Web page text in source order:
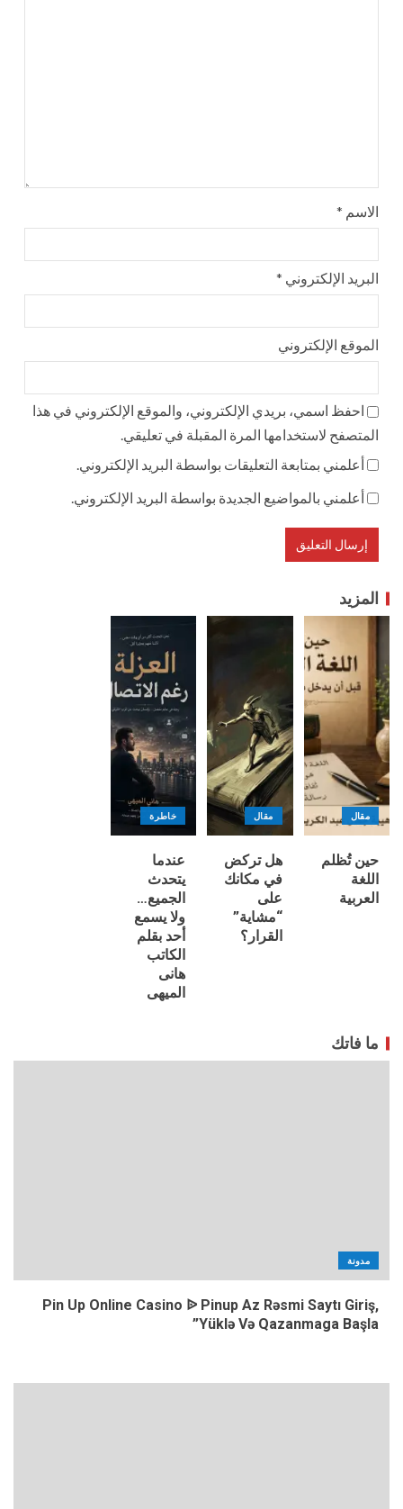
الاسم *
البريد الإلكتروني *
الموقع الإلكتروني
احفظ اسمي، بريدي الإلكتروني، والموقع الإلكتروني في هذا
المتصفح لاستخدامها المرة المقبلة في تعليقي.
أعلمني بمتابعة التعليقات بواسطة البريد الإلكتروني.
أعلمني بالمواضيع الجديدة بواسطة البريد الإلكتروني.
المزيد
مقال
حين تُظلم
اللغة
العربية
مقال
هل تركض
في مكانك
على
“مشاية”
القرار؟
خاطرة
عندما
يتحدث
الجميع…
ولا يسمع
أحد بقلم
الكاتب
هانى
الميهى
ما فاتك
مدونة
Pin Up Online Casino ᐉ Pinup Az Rəsmi Saytı Giriş,
Yüklə Və Qazanmaga Başla”